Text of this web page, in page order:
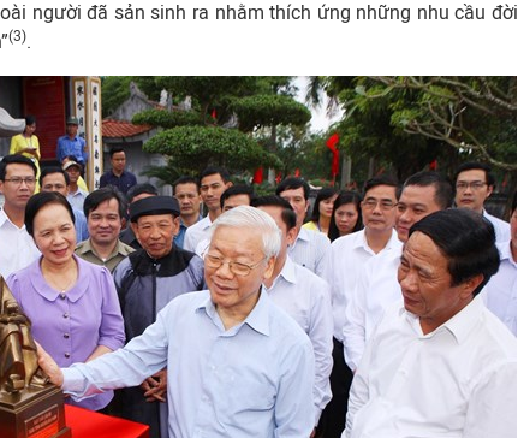
người đã sản sinh ra nhằm thích ứng những nhu cầu đời
(3).